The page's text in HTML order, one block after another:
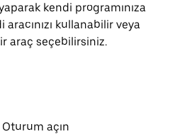
kendi programınıza
aracınızı kullanabilir veya
araç seçebilirsiniz.
Oturum açın